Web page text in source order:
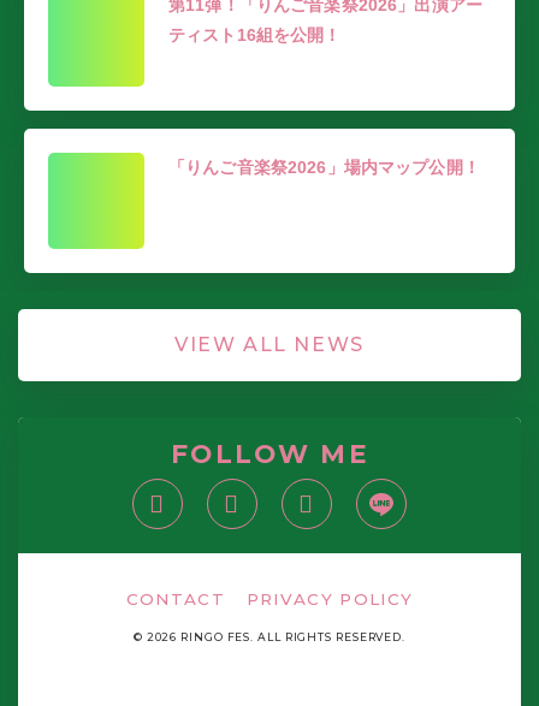
第11弾！「りんご音楽祭2026」出演アー
ティスト16組を公開！
「りんご音楽祭2026」場内マップ公開！
VIEW ALL NEWS
FOLLOW ME
CONTACT PRIVACY POLICY
© 2026 RINGO FES. ALL RIGHTS RESERVED.